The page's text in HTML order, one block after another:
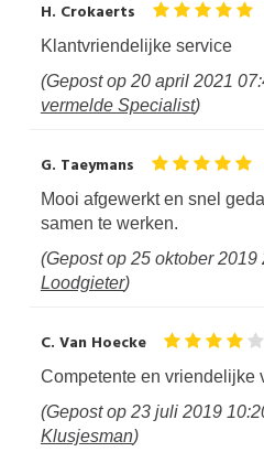
H. Crokaerts
Klantvriendelijke service
(Gepost op 20 april 2021
vermelde Specialist)
G. Taeymans
Mooi afgewerkt en snel
samen te werken.
(Gepost op 25 oktober 2019
Loodgieter)
C. Van Hoecke
Competente en vriendelijke
(Gepost op 23 juli 2019
Klusjesman)